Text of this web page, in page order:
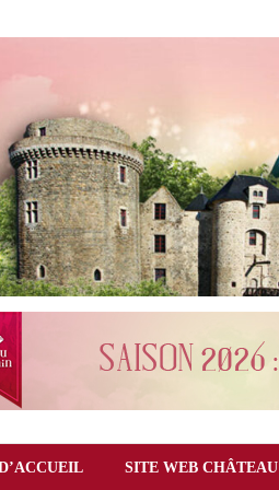
SITE WEB CHÂTEAU